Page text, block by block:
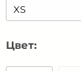
Цвет: